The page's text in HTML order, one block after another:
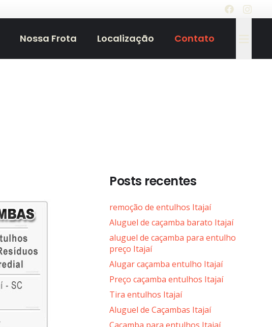
Nossa Frota Localização Contato
Posts recentes
remoção de entulhos Itajaí
Aluguel de caçamba barato Itajaí
aluguel de caçamba para entulho
preço Itajaí
Alugar caçamba entulho Itajaí
Preço caçamba entulhos Itajaí
Tira entulhos Itajaí
Aluguel de Caçambas Itajaí